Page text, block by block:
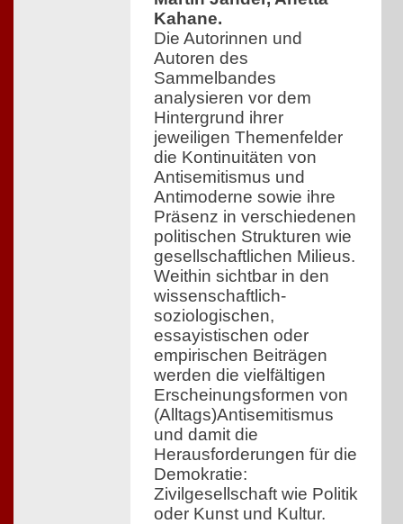
Kahane.
Die Autorinnen und
Autoren des
Sammelbandes
analysieren vor dem
Hintergrund ihrer
jeweiligen Themenfelder
die Kontinuitäten von
Antisemitismus und
Antimoderne sowie ihre
Präsenz in verschiedenen
politischen Strukturen wie
gesellschaftlichen Milieus.
Weithin sichtbar in den
wissenschaftlich-
soziologischen,
essayistischen oder
empirischen Beiträgen
werden die vielfältigen
Erscheinungsformen von
(Alltags)Antisemitismus
und damit die
Herausforderungen für die
Demokratie:
Zivilgesellschaft wie Politik
oder Kunst und Kultur.